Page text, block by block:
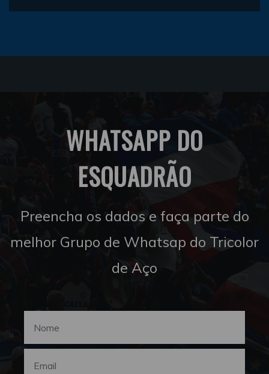
WHATSAPP DO
ESQUADRÃO
Preencha os dados e faça parte do
melhor Grupo de Whatsap do Tricolor
de Aço